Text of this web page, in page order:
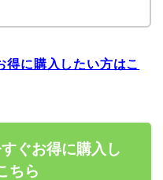
に購入したい方はこ
ぐお得に購入し
ちら